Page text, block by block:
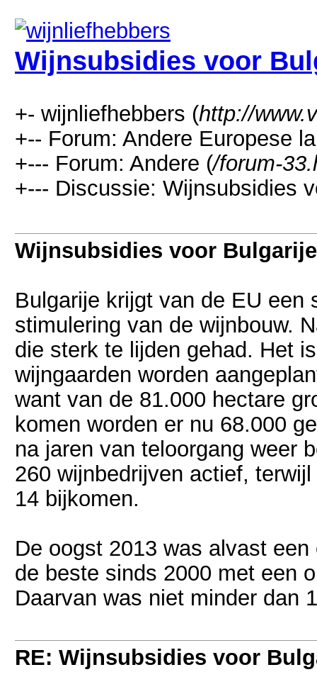
Wijnsubsidies voor
+- wijnliefhebbers (http://
+-- Forum: Andere Europese
+--- Forum: Andere (/forum-
+--- Discussie: Wijnsubsidies
Wijnsubsidies voor Bulgarije
Bulgarije krijgt van de EU een
stimulering van de wijnbouw.
die sterk te lijden gehad. Het
wijngaarden worden
want van de 81.000 hectare
komen worden er nu 68.000
na jaren van teloorgang weer
260 wijnbedrijven actief,
14 bijkomen.
De oogst 2013 was alvast
de beste sinds 2000 met een
Daarvan was niet minder dan
RE: Wijnsubsidies voor